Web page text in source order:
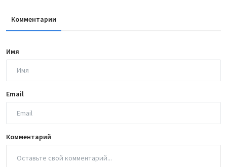
Комментарии
Имя
Email
Комментарий